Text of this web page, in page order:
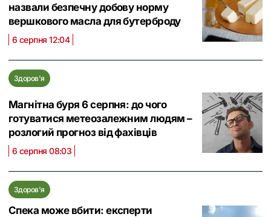
назвали безпечну добову норму
вершкового масла для бутерброду
6 серпня 12:04
Здоров'я
Магнітна буря 6 серпня: до чого
готуватися метеозалежним людям –
розлогий прогноз від фахівців
6 серпня 08:03
Здоров'я
Спека може вбити: експерти